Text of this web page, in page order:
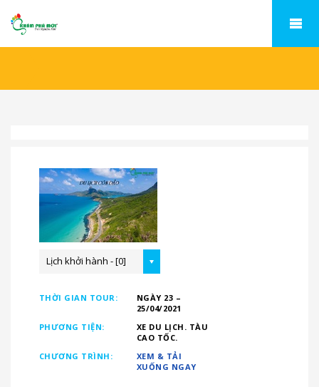
Lịch khởi hành - [0]
THỜI GIAN TOUR:
NGÀY 23 –
25/04/2021
PHƯƠNG TIỆN:
XE DU LỊCH. TÀU
CAO TỐC.
CHƯƠNG TRÌNH:
XEM & TẢI
XUỐNG NGAY